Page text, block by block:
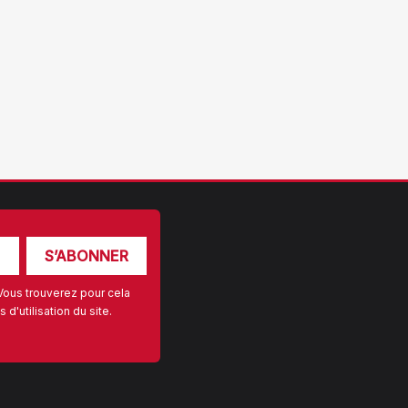
trouverez pour cela
d'utilisation du site.